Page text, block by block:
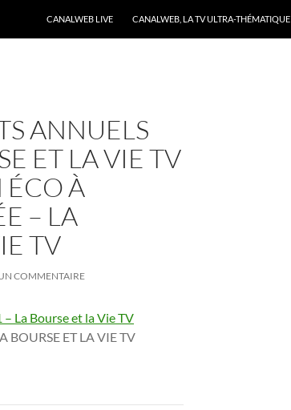
CANALWEB LIVE CANALWEB, LA TV ULTRA-THÉMATIQUE
ANNUELS
ET LA VIE TV
ÉCO À
– LA
TV
COMMENTAIRE
– La Bourse et la Vie TV
BOURSE ET LA VIE TV